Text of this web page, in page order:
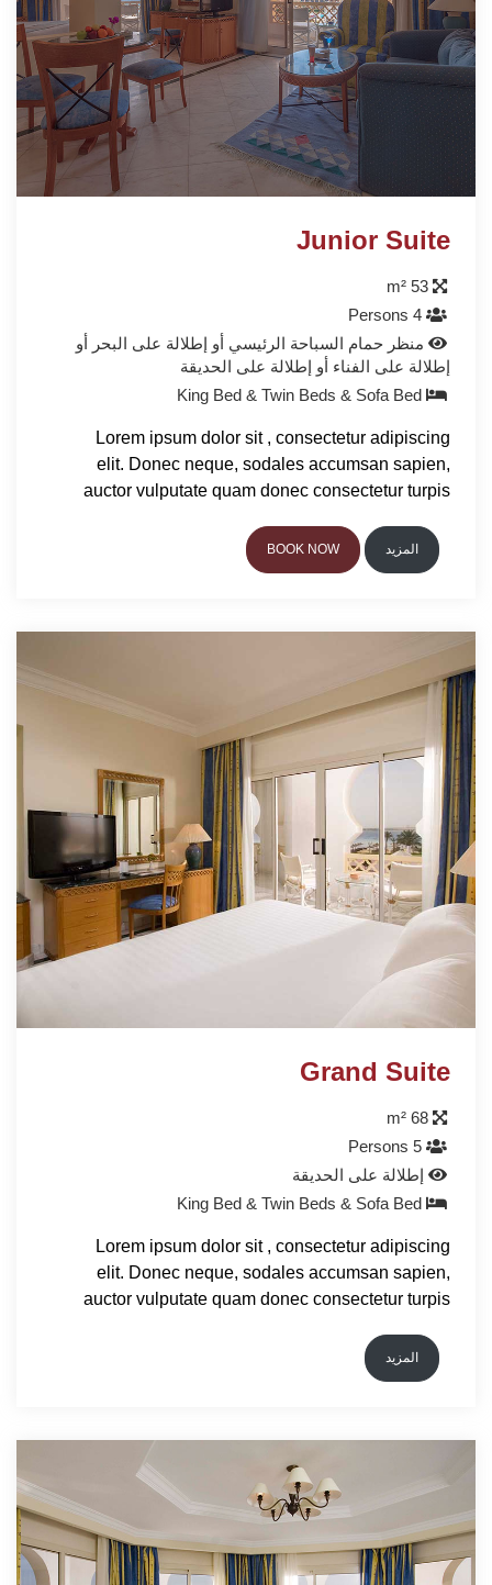
Junior Suite
منظر حمام السباحة الرئيسي أو إطلالة على البحر أو
إطلالة على الفناء أو إطلالة على الحديقة
Lorem ipsum dolor sit , consectetur adipiscing
elit. Donec neque, sodales accumsan sapien,
auctor vulputate quam donec consectetur turpis
المزيد BOOK NOW
Grand Suite
إطلالة على الحديقة
Lorem ipsum dolor sit , consectetur adipiscing
elit. Donec neque, sodales accumsan sapien,
auctor vulputate quam donec consectetur turpis
المزيد